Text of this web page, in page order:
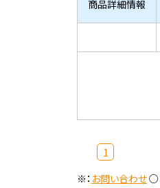
商品詳細情報
1
※： お問い合わせ○